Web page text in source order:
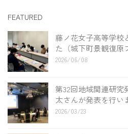
FEATURED
藤ノ花女子高等学校
た（城下町景観復原
2026/06/08
第32回地域関連研究
太さんが発表を行い
2026/03/23